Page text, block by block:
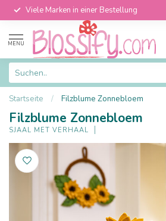
Viele Marken in einer Bestellung
MENU
Startseite / Filzblume Zonnebloem
Filzblume Zonnebloem
SJAAL MET VERHAAL